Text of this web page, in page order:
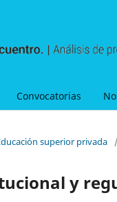
Convocatorias
superior privada /
y